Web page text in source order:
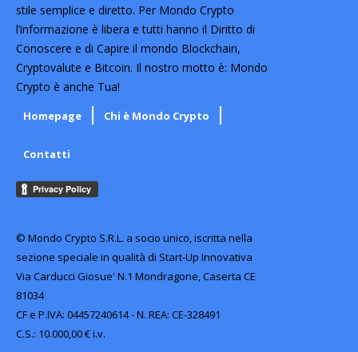
stile semplice e diretto. Per Mondo Crypto
l’informazione è libera e tutti hanno il Diritto di
Conoscere e di Capire il mondo Blockchain,
Cryptovalute e Bitcoin. Il nostro motto è: Mondo
Crypto è anche Tua!
Homepage Chi è Mondo Crypto
Contatti
© Mondo Crypto S.R.L. a socio unico, iscritta nella
sezione speciale in qualità di Start-Up Innovativa
Via Carducci Giosue' N.1 Mondragone, Caserta CE
81034
CF e P.IVA: 04457240614 - N. REA: CE-328491
C.S.: 10.000,00 € i.v.